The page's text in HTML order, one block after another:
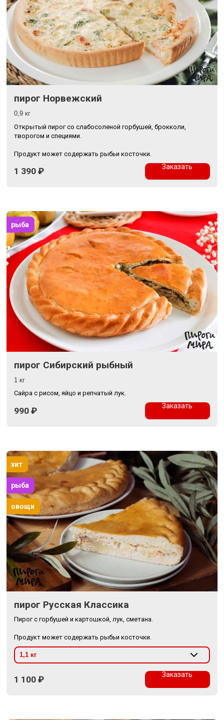
пирог Норвежский
0,9 кг
Открытый пирог со слабосоленой горбушей, брокколи,
творогом и специями.
Продукт может содержать рыбьи косточки.
1 390 ₽ Заказать
пирог Сибирский рыбный
1 кг
Сайра с рисом, яйцо и репчатый лук.
990 ₽ Заказать
рыба
пирог Русская Классика
Пирог с горбушей и картошкой, лук, сметана.
Продукт может содержать рыбьи косточки.
1 100 ₽ Заказать
хит
рыба
овощи